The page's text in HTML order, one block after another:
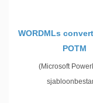
WORDMLs
POTM
(Microsoft